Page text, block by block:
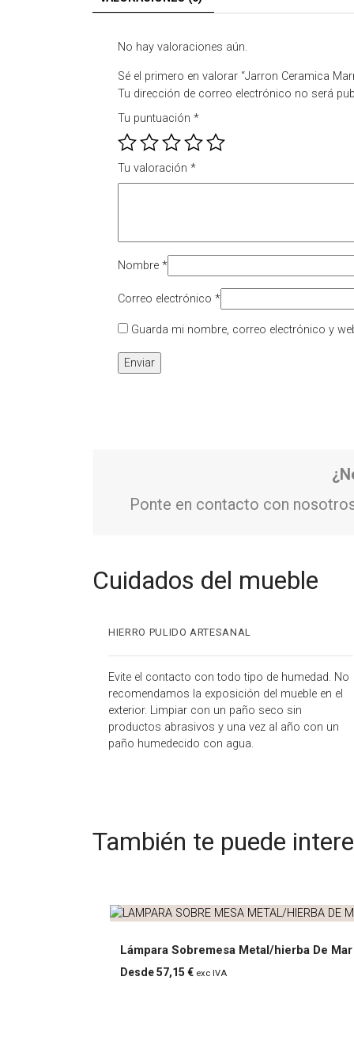
No hay valoraciones aún.
Sé el primero en valorar “Jarron Ceramica
Tu dirección de correo electrónico no será
Tu puntuación *
Tu valoración *
Nombre *
Correo electrónico *
Guarda mi nombre, correo electrónico y
Ponte en contacto con
Cuidados del mueble
HIERRO PULIDO ARTESANAL
Evite el contacto con todo tipo de humedad. No
recomendamos la exposición del mueble en el
exterior. Limpiar con un paño seco sin
productos abrasivos y una vez al año con un
paño humedecido con agua.
También te puede
Lámpara Sobremesa Metal/hierba De Mar
57,15€ exc IVA